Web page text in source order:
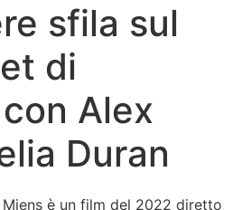
sfila sul
di
Alex
Duran
è un film del 2022 diretto